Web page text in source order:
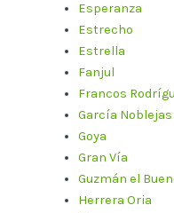
Esperanza
Estrecho
Estrella
Fanjul
Francos
García Noblejas
Goya
Gran Vía
Guzmán el
Herrera Oria